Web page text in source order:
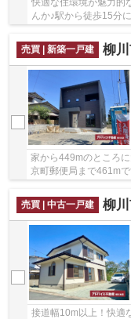
快適な住環境が魅力的
んか♪駅から徒歩15分
売買 | 新築一戸建
柳
家から449mのところ
京町郵便局まで461m
売買 | 中古一戸建
柳
接道幅10m以上！快適